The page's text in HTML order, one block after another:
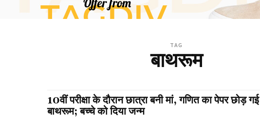
TAG
बाथरूम
10वीं परीक्षा के दौरान छात्रा बनी मां, गणित का पेपर छोड़ गई
बाथरूम; बच्चे को दिया जन्म